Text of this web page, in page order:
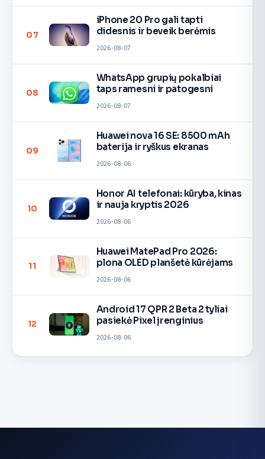
07
iPhone 20 Pro gali tapti
didesnis ir beveik berėmis
2026-08-07
08
WhatsApp grupių pokalbiai
taps ramesni ir patogesni
2026-08-07
09
Huawei nova 16 SE: 8500 mAh
baterija ir ryškus ekranas
2026-08-06
10
Honor AI telefonai: kūryba, kinas
ir nauja kryptis 2026
2026-08-06
11
Huawei MatePad Pro 2026:
plona OLED planšetė kūrėjams
2026-08-06
12
Android 17 QPR 2 Beta 2 tyliai
pasiekė Pixel įrenginius
2026-08-06